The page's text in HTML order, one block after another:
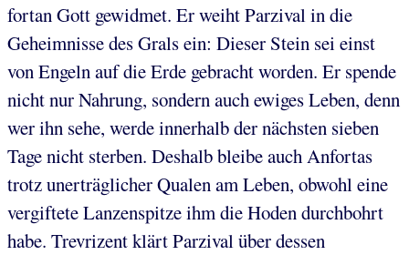
fortan Gott gewidmet. Er weiht Parzival in die
Geheimnisse des Grals ein: Dieser Stein sei einst
von Engeln auf die Erde gebracht worden. Er spende
nicht nur Nahrung, sondern auch ewiges Leben, denn
wer ihn sehe, werde innerhalb der nächsten sieben
Tage nicht sterben. Deshalb bleibe auch Anfortas
trotz unerträglicher Qualen am Leben, obwohl eine
vergiftete Lanzenspitze ihm die Hoden durchbohrt
habe. Trevrizent klärt Parzival über dessen